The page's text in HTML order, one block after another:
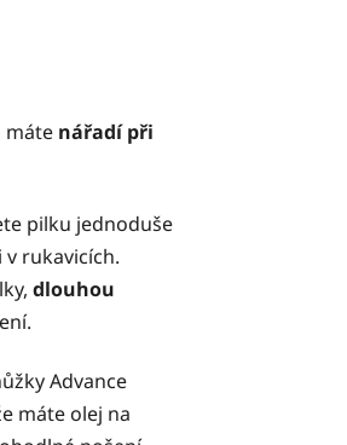
máte nářadí při
pilku jednoduše
rukavicích.
dlouhou
Advance
máte olej na